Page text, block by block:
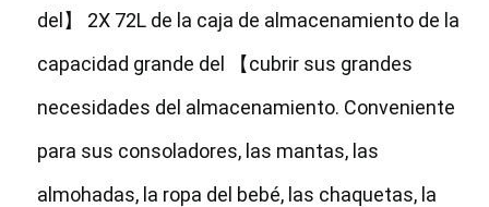
del】 2X 72L de la caja de almacenamiento de la
capacidad grande del 【cubrir sus grandes
necesidades del almacenamiento. Conveniente
para sus consoladores, las mantas, las
almohadas, la ropa del bebé, las chaquetas, la